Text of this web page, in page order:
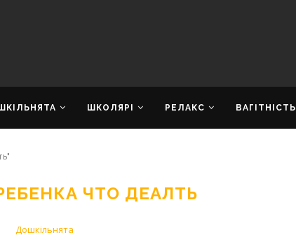
ШКОЛЯРІ РЕЛАКС ВАГІТНІСТЬ
ЧТО ДЕАЛТЬ
Дошкільнята